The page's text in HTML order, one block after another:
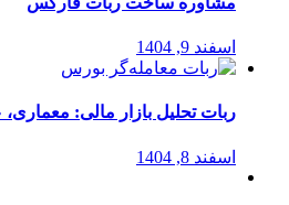
اسفند 9, 1404
ربات تحلیل بازار مالی:
اسفند 8, 1404